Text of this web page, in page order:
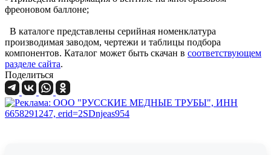
фреоновом баллоне;
В каталоге представлены серийная номенклатура
производимая заводом, чертежи и таблицы подбора
компонентов. Каталог может быть скачан в соответствующем
разделе сайта.
Поделиться